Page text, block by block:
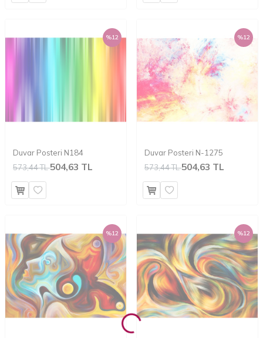
%12
Duvar Posteri N184
573,44 TL504,63 TL
%12
Duvar Posteri N-1275
573,44 TL504,63 TL
%12 %12